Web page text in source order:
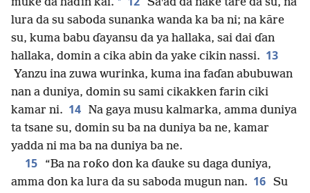
muke da haɗin kai.
Saꞌad da nake tare da su, na
lura da su saboda sunanka wanda ka ba ni; na kāre
su, kuma babu ɗayansu da ya hallaka, sai dai ɗan
hallaka, domin a cika abin da yake cikin nassi. 13
Yanzu ina zuwa wurinka, kuma ina faɗan abubuwan
nan a duniya, domin su sami cikakken farin ciki
kamar ni. 14 Na gaya musu kalmarka, amma duniya
ta tsane su, domin su ba na duniya ba ne, kamar
yadda ni ma ba na duniya ba ne.
15
“Ba na roƙo don ka ɗauke su daga duniya,
amma don ka lura da su saboda mugun nan. 16 Su